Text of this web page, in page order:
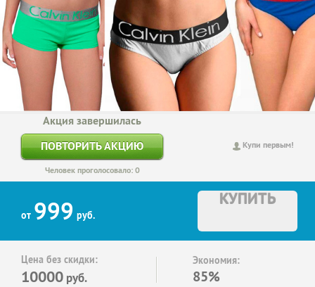
Купи первым!
Акция завершилась
ПОВТОРИТЬ АКЦИЮ
Человек проголосовало: 0
от 999 руб.
КУПИТЬ
Цена без скидки:
10000 руб.
Экономия:
85%